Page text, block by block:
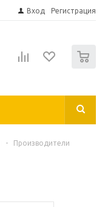
Вход Регистрация
- Производители